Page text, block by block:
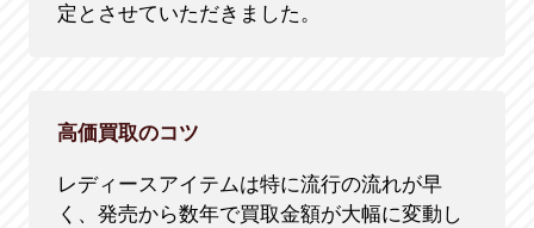
定とさせていただきました。
高価買取のコツ
レディースアイテムは特に流行の流れが早
く、発売から数年で買取金額が大幅に変動し